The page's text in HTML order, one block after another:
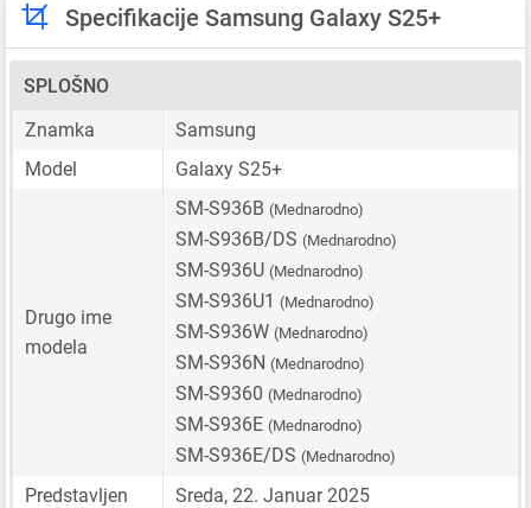
Specifikacije Samsung Galaxy S25+
SPLOŠNO
Znamka
Samsung
Model
Galaxy S25+
Drugo ime
modela
SM-S936B (Mednarodno)
SM-S936B/DS (Mednarodno)
SM-S936U (Mednarodno)
SM-S936U1 (Mednarodno)
SM-S936W (Mednarodno)
SM-S936N (Mednarodno)
SM-S9360 (Mednarodno)
SM-S936E (Mednarodno)
SM-S936E/DS (Mednarodno)
Predstavljen
Sreda, 22. Januar 2025